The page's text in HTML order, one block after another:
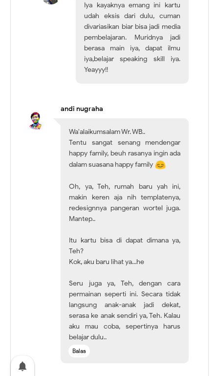
Iya kayaknya emang ini kartu
udah eksis dari dulu, cuman
divariasikan biar bisa jadi media
pembelajaran. Muridnya jadi
berasa main iya, dapat ilmu
iya,belajar speaking skill iya.
Yeayyy!!
andi nugraha
Wa'alaikumsalam Wr. WB..
Tentu sangat senang mendengar
happy family, beuh rasanya ingin ada
dalam suasana happy family
Oh, ya, Teh, rumah baru yah ini,
makin keren aja nih templatenya,
redesignnya pangeran wortel juga.
Mantep..
Itu kartu bisa di dapat dimana ya,
Teh?
Kok, aku baru lihat ya...he
Seru juga ya, Teh, dengan cara
permainan seperti ini. Secara tidak
langsung anak-anak jadi dekat,
serasa ke anak sendiri ya, Teh. Kalau
aku mau coba, sepertinya harus
belajar dulu..
Balas
notifications